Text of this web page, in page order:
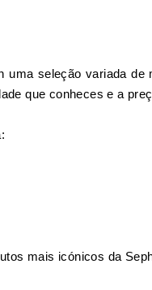
uma seleção variada
que conheces e a
mais icónicos da